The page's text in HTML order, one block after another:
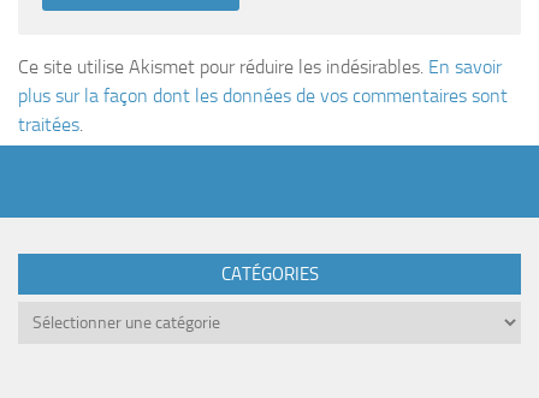
Ce site utilise Akismet pour réduire les indésirables. En savoir
plus sur la façon dont les données de vos commentaires sont
traitées
CATÉGORIES
Catégories